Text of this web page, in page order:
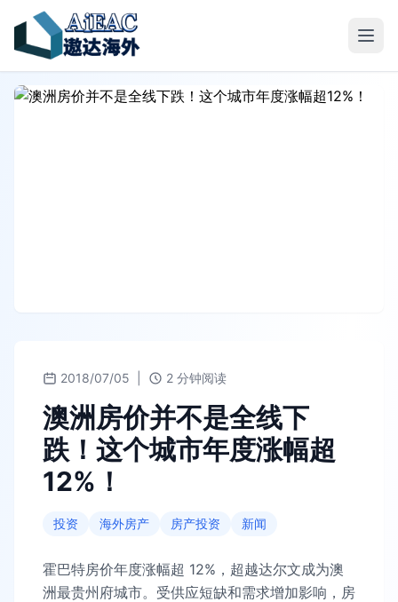
2018/07/05 2 分钟阅读
澳洲房价并不是全线下
跌！这个城市年度涨幅超
12%！
投资 海外房产 房产投资 新闻
霍巴特房价年度涨幅超 12%，超越达尔文成为澳
洲最贵州府城市。受供应短缺和需求增加影响，房